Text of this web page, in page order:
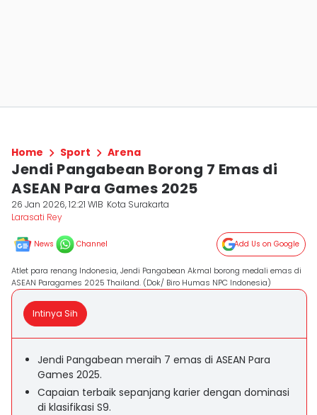
Home Sport Arena
Jendi Pangabean Borong 7 Emas di
ASEAN Para Games 2025
26 Jan 2026, 12:21 WIB Kota Surakarta
Larasati Rey
News Channel Add Us on Google
Atlet para renang Indonesia, Jendi Pangabean Akmal borong medali emas di
ASEAN Paragames 2025 Thailand. (Dok/ Biro Humas NPC Indonesia)
Intinya Sih
Jendi Pangabean meraih 7 emas di ASEAN Para
Games 2025.
Capaian terbaik sepanjang karier dengan dominasi
di klasifikasi S9.